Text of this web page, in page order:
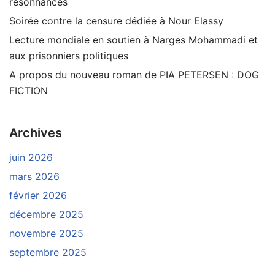
Soirée contre la censure dédiée à Nour Elassy
Lecture mondiale en soutien à Narges Mohammadi et
aux prisonniers politiques
A propos du nouveau roman de PIA PETERSEN : DOG
FICTION
Archives
juin 2026
mars 2026
février 2026
décembre 2025
novembre 2025
septembre 2025